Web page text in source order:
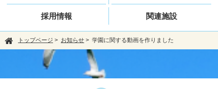
採用情報 関連施設
トップページ > お知らせ > 学園に関する動画を作りました